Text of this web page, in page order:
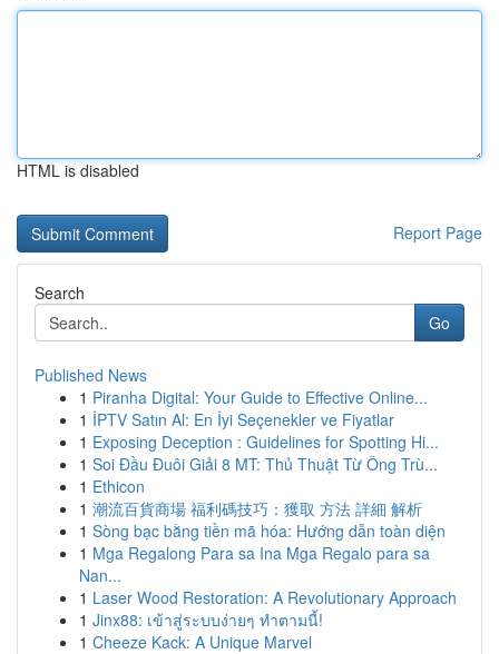
HTML is disabled
Report Page
Search
Go
Published News
1 Piranha Digital: Your Guide to Effective Online...
1 İPTV Satın Al: En İyi Seçenekler ve Fiyatlar
1 Exposing Deception : Guidelines for Spotting Hi...
1 Soi Đầu Đuôi Giải 8 MT: Thủ Thuật Từ Ông Trù...
1 Ethicon
1 潮流百貨商場 福利碼技巧：獲取 方法 詳細 解析
1 Sòng bạc bằng tiền mã hóa: Hướng dẫn toàn diện
1 Mga Regalong Para sa Ina Mga Regalo para sa
Nan...
1 Laser Wood Restoration: A Revolutionary Approach
1 Jinx88: เข้าสู่ระบบง่ายๆ ทำตามนี้!
1 Cheeze Kack: A Unique Marvel